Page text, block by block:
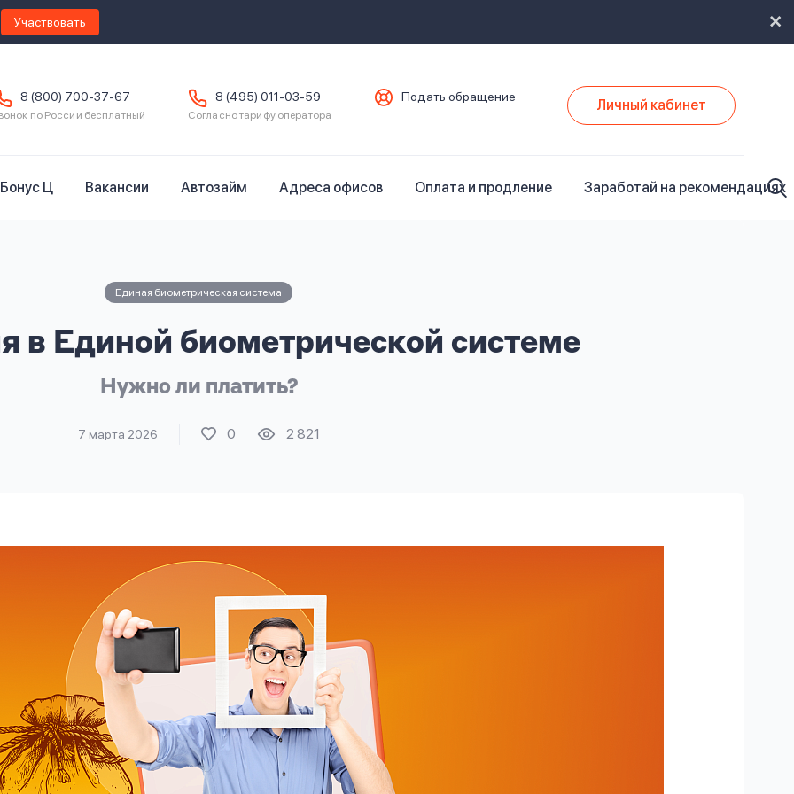
Участвовать
8 (800) 700-37-67
по России бесплатный
8 (495) 011-03-59
Согласно тарифу оператора
Подать обращение Личный кабинет
Бонус Ц Вакансии Автозайм Адреса офисов Оплата и продление Заработай на рекомендациях
Единая биометрическая система
в Единой биометрической системе
Нужно ли платить?
7 марта 2026 0 2 821